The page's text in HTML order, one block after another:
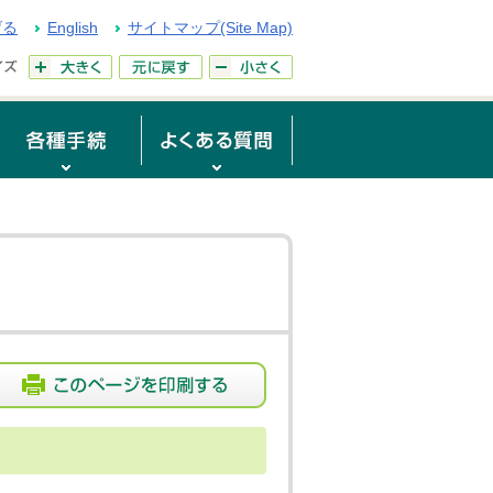
English サイトマップ(Site Map)